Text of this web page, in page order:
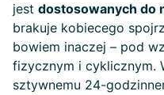
jest dostosowanych do
brakuje kobiecego
bowiem inaczej – pod
fizycznym i cyklicznym.
sztywnemu 24-